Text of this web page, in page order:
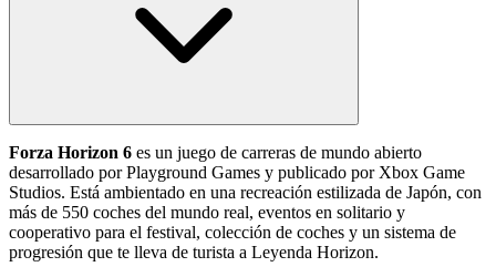
Forza Horizon 6 es un juego de carreras de mundo abierto
desarrollado por Playground Games y publicado por Xbox Game
Studios. Está ambientado en una recreación estilizada de Japón, con
más de 550 coches del mundo real, eventos en solitario y
cooperativo para el festival, colección de coches y un sistema de
progresión que te lleva de turista a Leyenda Horizon.